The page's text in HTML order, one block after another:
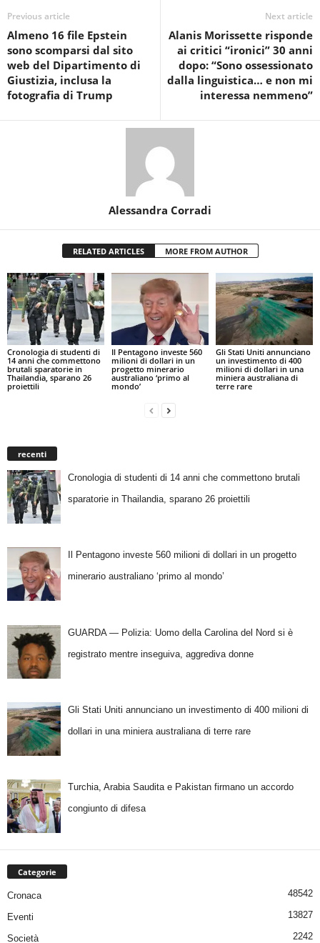
Previous article
Almeno 16 file Epstein
sono scomparsi dal sito
web del Dipartimento di
Giustizia, inclusa la
fotografia di Trump
Next article
Alanis Morissette risponde
ai critici “ironici” 30 anni
dopo: “Sono ossessionato
dalla linguistica… e non mi
interessa nemmeno”
Alessandra Corradi
RELATED ARTICLES MORE FROM AUTHOR
Cronologia di studenti di
14 anni che commettono
brutali sparatorie in
Thailandia, sparano 26
proiettili
Il Pentagono investe 560
milioni di dollari in un
progetto minerario
australiano ‘primo al
mondo’
Gli Stati Uniti annunciano
un investimento di 400
milioni di dollari in una
miniera australiana di
terre rare
recenti
Cronologia di studenti di 14 anni che commettono brutali
sparatorie in Thailandia, sparano 26 proiettili
Il Pentagono investe 560 milioni di dollari in un progetto
minerario australiano ‘primo al mondo’
GUARDA — Polizia: Uomo della Carolina del Nord si è
registrato mentre inseguiva, aggrediva donne
Gli Stati Uniti annunciano un investimento di 400 milioni di
dollari in una miniera australiana di terre rare
Turchia, Arabia Saudita e Pakistan firmano un accordo
congiunto di difesa
Categorie
Cronaca 48542
Eventi 13827
Società 2242